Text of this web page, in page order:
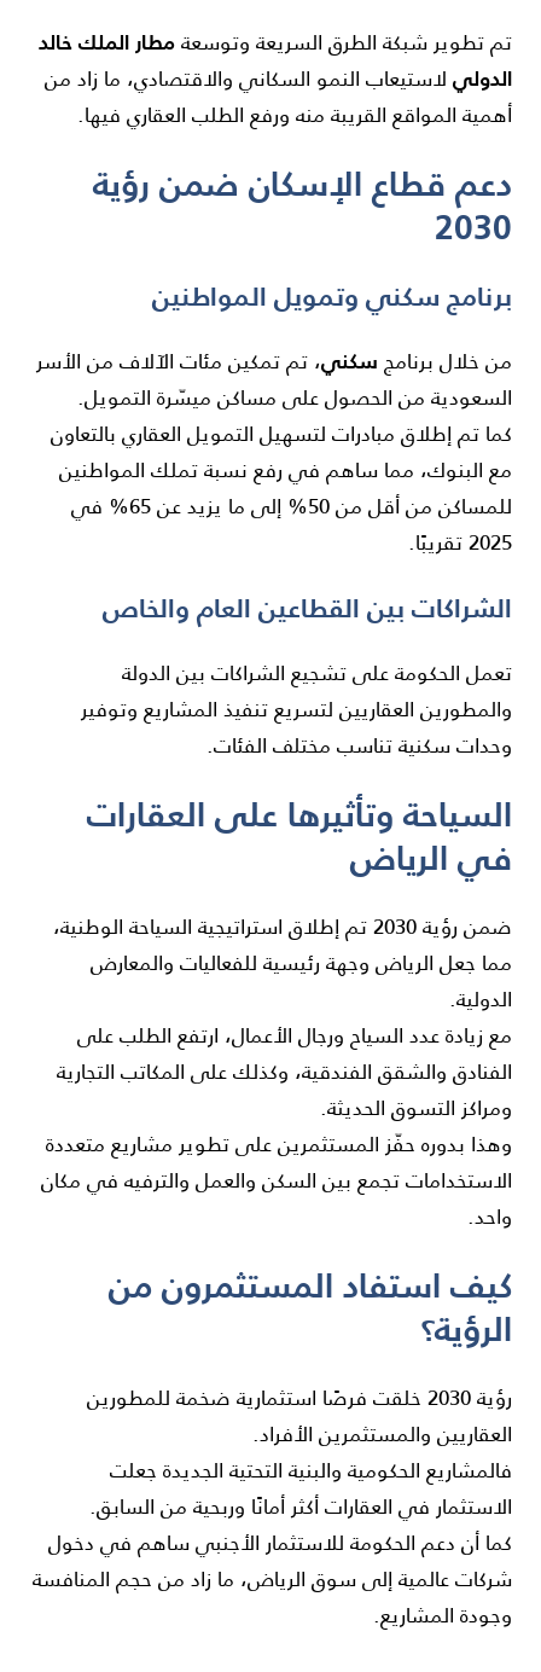
تم تطوير شبكة الطرق السريعة وتوسعةمطار الملك خالد
الدولي لاستيعاب النمو السكاني والاقتصادي، ما زاد من
أهمية المواقع القريبة منه ورفع الطلب العقاري فيها.
دعم قطاع الإسكان ضمن رؤية
2030
برنامج سكني وتمويل المواطنين
من خلال برنامج سكني، تم تمكين مئات الآلاف من الأسر
السعودية من الحصول على مساكن ميسّرة التمويل.
كما تم إطلاق مبادرات لتسهيل التمويل العقاري بالتعاون
مع البنوك، مما ساهم في رفع نسبة تملك المواطنين
للمساكن من أقل من 50% إلى ما يزيد عن 65% في
2025 تقريبًا.
الشراكات بين القطاعين العام والخاص
تعمل الحكومة على تشجيع الشراكات بين الدولة
والمطورين العقاريين لتسريع تنفيذ المشاريع وتوفير
وحدات سكنية تناسب مختلف الفئات.
السياحة وتأثيرها على العقارات
في الرياض
ضمن رؤية 2030 تم إطلاق استراتيجية السياحة الوطنية،
مما جعل الرياض وجهة رئيسية للفعاليات والمعارض
الدولية.
مع زيادة عدد السياح ورجال الأعمال، ارتفع الطلب على
الفنادق والشقق الفندقية، وكذلك على المكاتب التجارية
ومراكز التسوق الحديثة.
وهذا بدوره حفّز المستثمرين على تطوير مشاريع متعددة
الاستخدامات تجمع بين السكن والعمل والترفيه في مكان
واحد.
كيف استفاد المستثمرون من
الرؤية؟
رؤية 2030 خلقت فرصًا استثمارية ضخمة للمطورين
العقاريين والمستثمرين الأفراد.
فالمشاريع الحكومية والبنية التحتية الجديدة جعلت
الاستثمار في العقارات أكثر أمانًا وربحية من السابق.
كما أن دعم الحكومة للاستثمار الأجنبي ساهم في دخول
شركات عالمية إلى سوق الرياض، ما زاد من حجم المنافسة
وجودة المشاريع.